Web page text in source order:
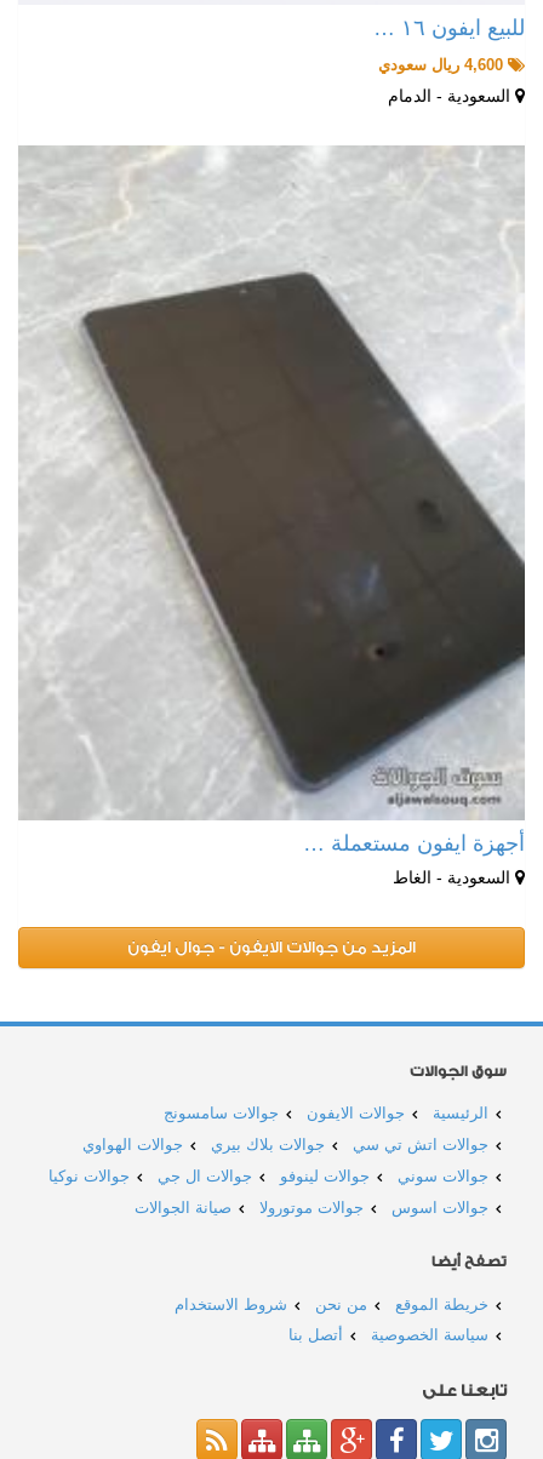
للبيع ايفون ١٦ …
السعودية - الدمام
أجهزة ايفون مستعملة …
السعودية - الغاط
المزيد من جوالات الايفون - جوال ايفون
سوق الجوالات
الرئيسية جوالات الايفون
جوالات سامسونج
جوالات اتش تي سي
جوالات بلاك بيري
جوالات الهواوي
جوالات سوني
جوالات لينوفو جوالات ال جي
جوالات نوكيا
جوالات اسوس
جوالات موتورولا صيانة الجوالات
تصفح أيضا
خريطة الموقع من نحن
شروط الاستخدام
سياسة الخصوصية
أتصل بنا
تابعنا على